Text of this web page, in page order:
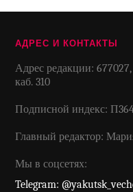
АДРЕС И КОНТАКТЫ
Адрес редакции:
каб. 310
Подписной индекс:
Главный редактор:
Мы в соцсетях:
Telegram: